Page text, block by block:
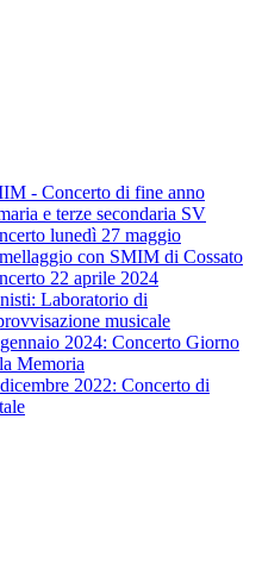
- Concerto di fine anno
e terze secondaria SV
lunedì 27 maggio
con SMIM di Cossato
22 aprile 2024
Laboratorio di
musicale
2024: Concerto Giorno
Memoria
2022: Concerto di